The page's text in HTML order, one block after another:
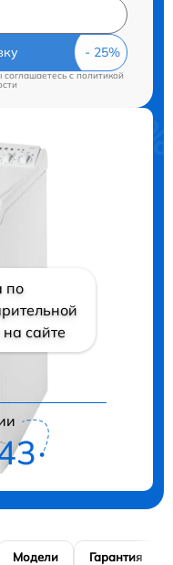
соглашаетесь cполитикой
по
сайте
Модели Гарантия